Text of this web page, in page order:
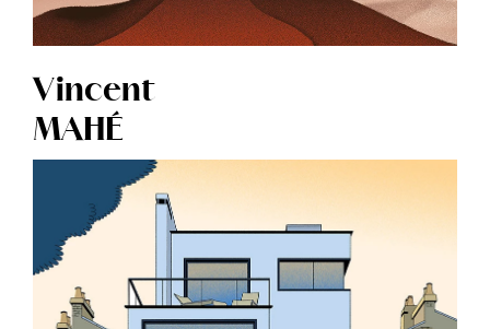
Vincent
MAHÉ